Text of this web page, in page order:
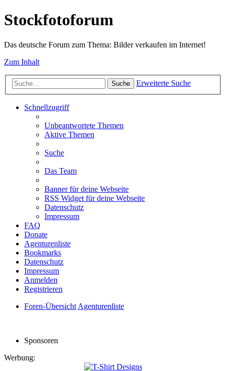
Stockfotoforum
Das deutsche Forum zum Thema: Bilder verkaufen im Internet!
Zum Inhalt
Suche Erweiterte Suche
Schnellzugriff
Unbeantwortete Themen
Aktive Themen
Suche
Das Team
Banner für deine Webseite
RSS Widget für deine Webseite
Datenschutz
Impressum
FAQ
Donate
Agenturenliste
Bookmarks
Datenschutz
Impressum
Anmelden
Registrieren
Foren-ÜbersichtAgenturenliste
Sponsoren
Werbung: